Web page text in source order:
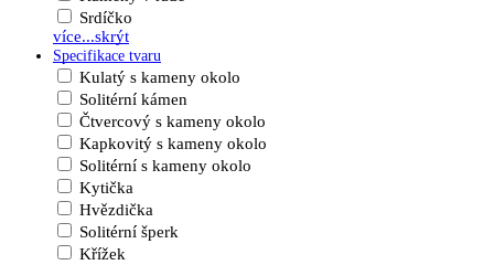
Srdíčko
více...skrýt
Specifikace tvaru
Kulatý s kameny okolo
Solitérní kámen
Čtvercový s kameny okolo
Kapkovitý s kameny okolo
Solitérní s kameny okolo
Kytička
Hvězdička
Solitérní šperk
Křížek